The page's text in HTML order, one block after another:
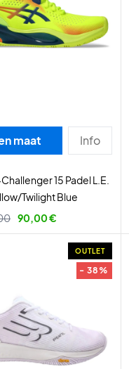
maat Info
15 Padel L.E.
Twilight Blue
90,00 €
OUTLET
- 38%